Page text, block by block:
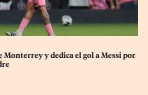
Monterrey y dedica el gol a Messi por